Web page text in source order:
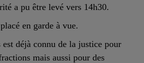
a pu être levé vers 14h30.
en garde à vue.
est déjà connu de la justice pour
mais aussi pour des